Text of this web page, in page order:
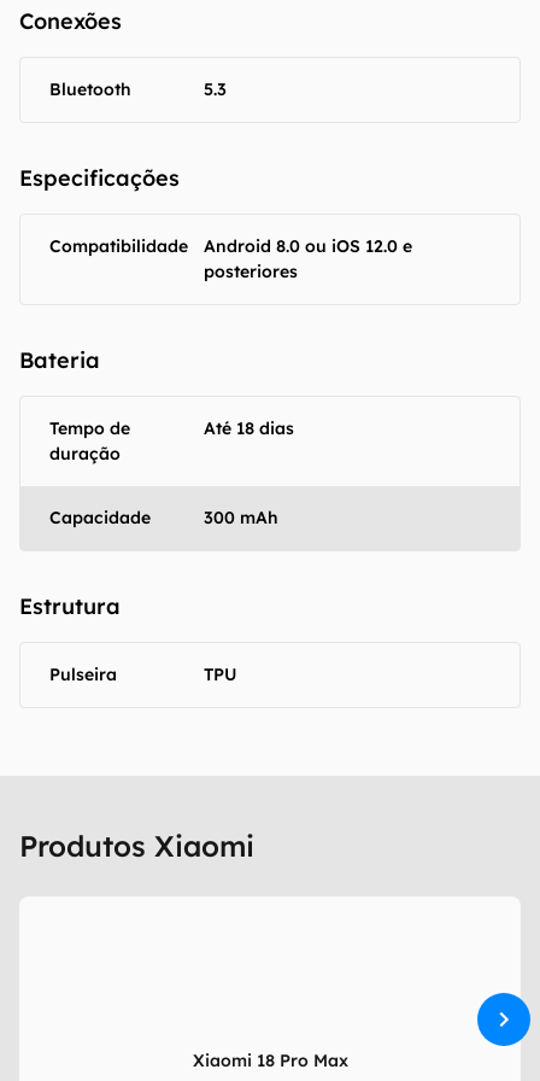
Conexões
Bluetooth 5.3
Especificações
Compatibilidade
Android 8.0 ou iOS 12.0 e
posteriores
Bateria
Tempo de
duração
Até 18 dias
Capacidade 300 mAh
Estrutura
Pulseira TPU
Produtos Xiaomi
Xiaomi 18 Pro Max